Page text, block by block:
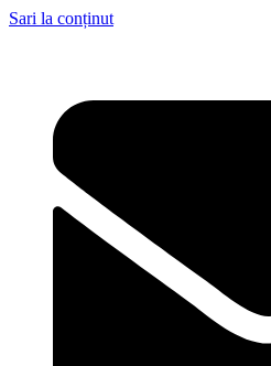
Sari la conținut